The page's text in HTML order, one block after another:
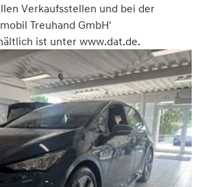
Verkaufsstellen und bei der
Treuhand GmbH'
ist unter www.dat.de.